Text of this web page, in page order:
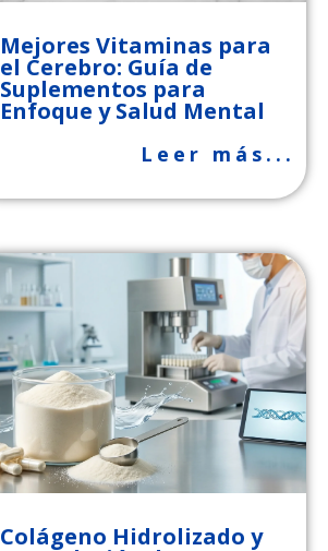
Mejores Vitaminas para
el Cerebro: Guía de
Suplementos para
Enfoque y Salud Mental
Leer más...
Colágeno Hidrolizado y